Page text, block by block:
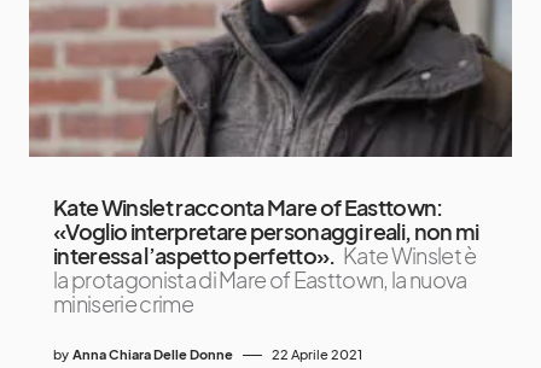
Kate Winslet racconta Mare of Easttown:
«Voglio interpretare personaggi reali, non mi
interessa l’aspetto perfetto». Kate Winslet è
la protagonista di Mare of Easttown, la nuova
miniserie crime
by Anna Chiara Delle Donne 22 Aprile 2021